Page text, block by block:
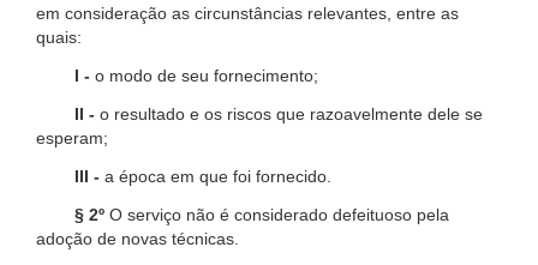
em consideração as circunstâncias relevantes, entre as
quais:
I - o modo de seu fornecimento;
II - o resultado e os riscos que razoavelmente dele se
esperam;
III - a época em que foi fornecido.
§ 2º O serviço não é considerado defeituoso pela
adoção de novas técnicas.